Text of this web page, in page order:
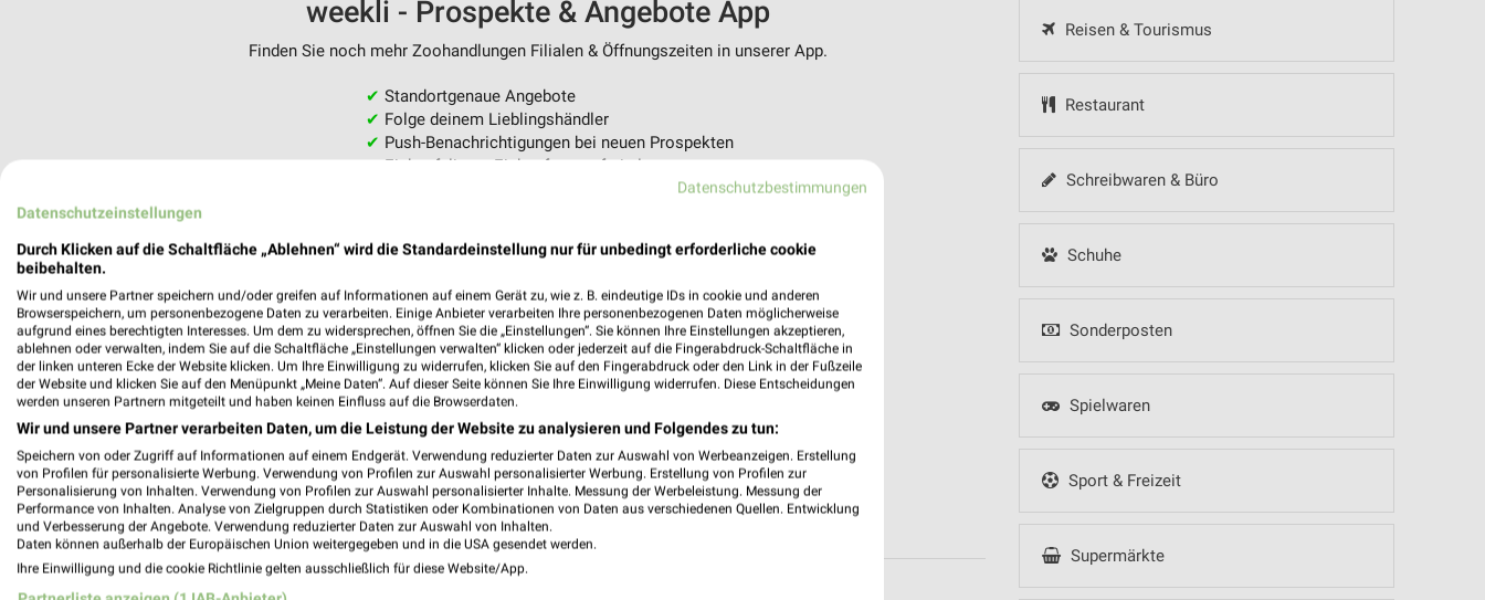
Reisen & Tourismus
Restaurant
Schreibwaren & Büro
Schuhe
Sonderposten
Spielwaren
Sport & Freizeit
Supermärkte
weekli - Prospekte & Angebote App
Finden Sie noch mehr Zoohandlungen Filialen & Öffnungszeiten in unserer App.
✔ Standortgenaue Angebote
✔ Folge deinem Lieblingshändler
✔ Push-Benachrichtigungen bei neuen Prospekten
✔Einkaufsliste - Einkauf stressfrei planen
Fressnapf Freital
Datenschutzbestimmungen
Datenschutzeinstellungen
Durch Klicken auf die Schaltfläche „Ablehnen“ wird die Standardeinstellung nur für unbedingt erforderliche cookie
beibehalten.
Wir und unsere Partner speichern und/oder greifen auf Informationen auf einem Gerät zu, wie z. B. eindeutige IDs in cookie und anderen
Browserspeichern, um personenbezogene Daten zu verarbeiten. Einige Anbieter verarbeiten Ihre personenbezogenen Daten möglicherweise
aufgrund eines berechtigten Interesses. Um dem zu widersprechen, öffnen Sie die „Einstellungen“. Sie können Ihre Einstellungen akzeptieren,
ablehnen oder verwalten, indem Sie auf die Schaltfläche „Einstellungen verwalten“ klicken oder jederzeit auf die Fingerabdruck-Schaltfläche in
der linken unteren Ecke der Website klicken. Um Ihre Einwilligung zu widerrufen, klicken Sie auf den Fingerabdruck oder den Link in der Fußzeile
der Website und klicken Sie auf den Menüpunkt „Meine Daten“. Auf dieser Seite können Sie Ihre Einwilligung widerrufen. Diese Entscheidungen
werden unseren Partnern mitgeteilt und haben keinen Einfluss auf die Browserdaten.
Wir und unsere Partner verarbeiten Daten, um die Leistung der Website zu analysieren und Folgendes zu tun:
Speichern von oder Zugriff auf Informationen auf einem Endgerät. Verwendung reduzierter Daten zur Auswahl von Werbeanzeigen. Erstellung
von Profilen für personalisierte Werbung. Verwendung von Profilen zur Auswahl personalisierter Werbung. Erstellung von Profilen zur
Personalisierung von Inhalten. Verwendung von Profilen zur Auswahl personalisierter Inhalte. Messung der Werbeleistung. Messung der
Performance von Inhalten. Analyse von Zielgruppen durch Statistiken oder Kombinationen von Daten aus verschiedenen Quellen. Entwicklung
und Verbesserung der Angebote. Verwendung reduzierter Daten zur Auswahl von Inhalten.
Daten können außerhalb der Europäischen Union weitergegeben und in die USA gesendet werden.
Ihre Einwilligung und die cookie Richtlinie gelten ausschließlich für diese Website/App.